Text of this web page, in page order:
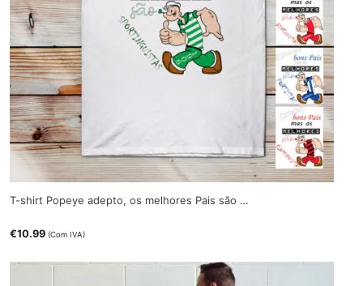
T-shirt Popeye adepto, os melhores Pais são …
€10.99 (Com IVA)